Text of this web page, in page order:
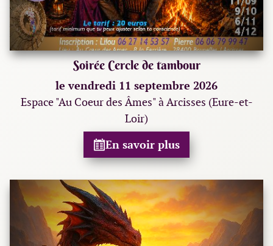
Soirée Cercle de tambour
le vendredi 11 septembre 2026
Espace "Au Coeur des Âmes" à Arcisses (Eure-et-
Loir)
En savoir plus